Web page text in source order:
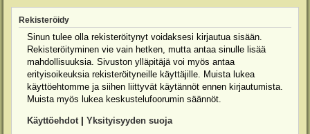
Rekisteröidy
Sinun tulee olla rekisteröitynyt voidaksesi kirjautua sisään.
Rekisteröityminen vie vain hetken, mutta antaa sinulle lisää
mahdollisuuksia. Sivuston ylläpitäjä voi myös antaa
erityisoikeuksia rekisteröityneille käyttäjille. Muista lukea
käyttöehtomme ja siihen liittyvät käytännöt ennen kirjautumista.
Muista myös lukea keskustelufoorumin säännöt.
Käyttöehdot| Yksityisyyden suoja